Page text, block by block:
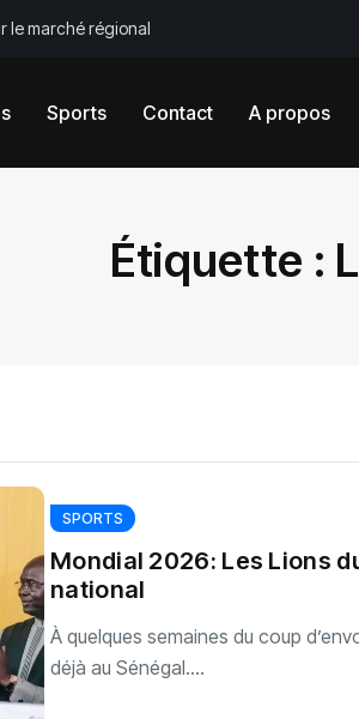
le marché régional
Sports Contact A propos
Étiquette :
SPORTS
‎Mondial 2026: Les Lions
national
‎À quelques semaines du coup
déjà au Sénégal....